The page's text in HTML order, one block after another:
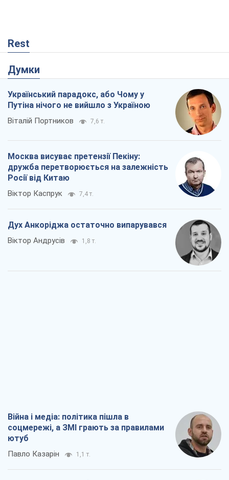
Rest
Думки
Український парадокс, або Чому у
Путіна нічого не вийшло з Україною
Віталій Портников 7,6 т.
Москва висуває претензії Пекіну:
дружба перетворюється на залежність
Росії від Китаю
Віктор Каспрук 7,4 т.
Дух Анкоріджа остаточно випарувався
Віктор Андрусів 1,8 т.
Війна і медіа: політика пішла в
соцмережі, а ЗМІ грають за правилами
ютуб
Павло Казарін 1,1 т.